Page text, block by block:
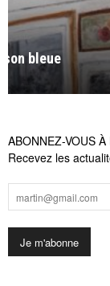
EXPOSITIONS
Les
16 mai 2024
ABONNEZ-VOUS
Recevez les